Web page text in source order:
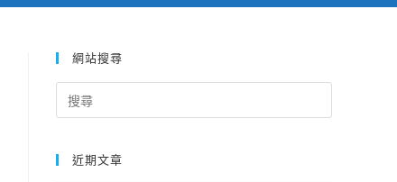
網站搜尋
for:
近期文章